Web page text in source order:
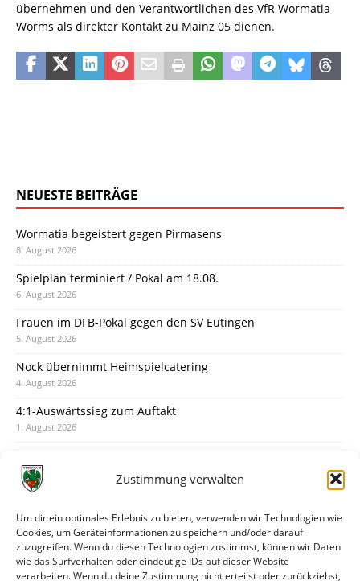
Zustimmung verwalten
Um dir ein optimales Erlebnis zu bieten, verwenden wir Technologien wie
Cookies, um Geräteinformationen zu speichern und/oder darauf
zuzugreifen. Wenn du diesen Technologien zustimmst, können wir Daten
wie das Surfverhalten oder eindeutige IDs auf dieser Website
verarbeiten. Wenn du deine Zustimmung nicht erteilst oder zurückziehst,
übernehmen und den Verantwortlichen des VfR Wormatia
Worms als direkter Kontakt zu Mainz 05 dienen.
NEUESTE BEITRÄGE
Wormatia begeistert gegen Pirmasens
8. August 2026
Spielplan terminiert / Pokal am 18.08.
6. August 2026
Frauen im DFB-Pokal gegen den SV Eutingen
5. August 2026
Nock übernimmt Heimspielcatering
4. August 2026
4:1-Auswärtssieg zum Auftakt
1. August 2026
31. Juli 2026
30. Juli 2026
Deine Spielminute: 89+1
28. Juli 2026